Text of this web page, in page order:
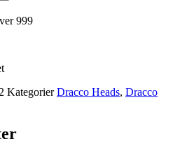
999
Kategorier Dracco Heads, Dracco